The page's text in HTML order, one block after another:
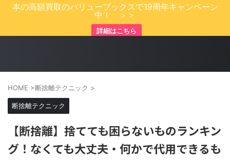
本の高額買取のバリューブックスで19周年キャンペーン
中！ ＞＞
詳細はこちら
HOME >断捨離テクニック >
断捨離テクニック
【断捨離】捨てても困らないものランキン
グ！なくても大丈夫・何かで代用できるも